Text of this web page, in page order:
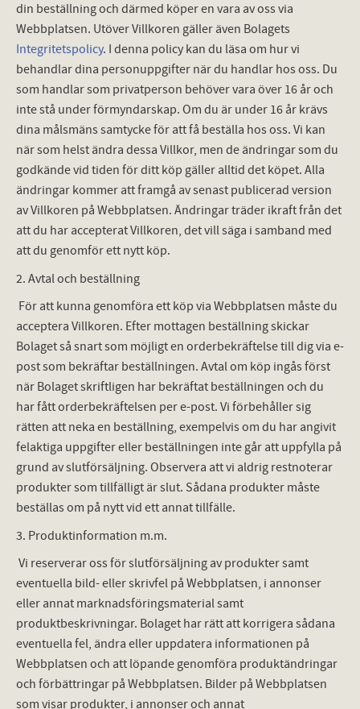
din beställning och därmed köper en vara av oss via
Webbplatsen. Utöver Villkoren gäller även Bolagets
Integritetspolicy. I denna policy kan du läsa om hur vi
behandlar dina personuppgifter när du handlar hos oss. Du
som handlar som privatperson behöver vara över 16 år och
inte stå under förmyndarskap. Om du är under 16 år krävs
dina målsmäns samtycke för att få beställa hos oss. Vi kan
när som helst ändra dessa Villkor, men de ändringar som du
godkände vid tiden för ditt köp gäller alltid det köpet. Alla
ändringar kommer att framgå av senast publicerad version
av Villkoren på Webbplatsen. Ändringar träder ikraft från det
att du har accepterat Villkoren, det vill säga i samband med
att du genomför ett nytt köp.
2. Avtal och beställning
För att kunna genomföra ett köp via Webbplatsen måste du
acceptera Villkoren. Efter mottagen beställning skickar
Bolaget så snart som möjligt en orderbekräftelse till dig via e-
post som bekräftar beställningen. Avtal om köp ingås först
när Bolaget skriftligen har bekräftat beställningen och du
har fått orderbekräftelsen per e-post. Vi förbehåller sig
rätten att neka en beställning, exempelvis om du har angivit
felaktiga uppgifter eller beställningen inte går att uppfylla på
grund av slutförsäljning. Observera att vi aldrig restnoterar
produkter som tillfälligt är slut. Sådana produkter måste
beställas om på nytt vid ett annat tillfälle.
3. Produktinformation m.m.
Vi reserverar oss för slutförsäljning av produkter samt
eventuella bild- eller skrivfel på Webbplatsen, i annonser
eller annat marknadsföringsmaterial samt
produktbeskrivningar. Bolaget har rätt att korrigera sådana
eventuella fel, ändra eller uppdatera informationen på
Webbplatsen och att löpande genomföra produktändringar
och förbättringar på Webbplatsen. Bilder på Webbplatsen
som visar produkter, i annonser och annat